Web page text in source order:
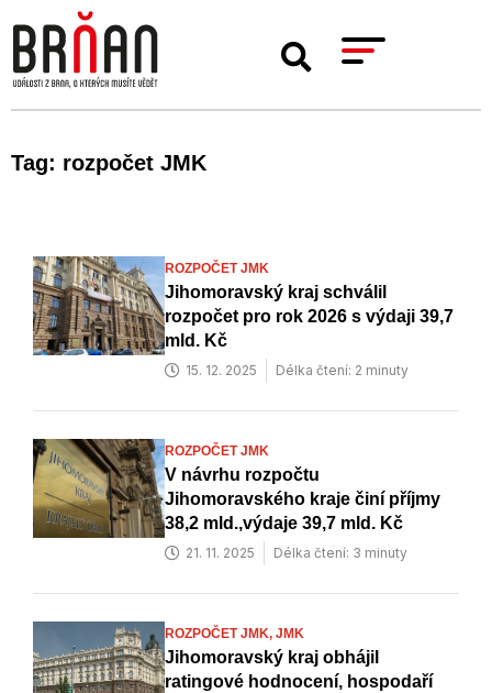
Tag: rozpočet JMK
ROZPOČET JMK
Jihomoravský kraj schválil
rozpočet pro rok 2026 s výdaji 39,7
mld. Kč
15. 12. 2025 Délka čtení: 2 minuty
ROZPOČET JMK
V návrhu rozpočtu
Jihomoravského kraje činí příjmy
38,2 mld.,výdaje 39,7 mld. Kč
21. 11. 2025 Délka čtení: 3 minuty
ROZPOČET JMK, JMK
Jihomoravský kraj obhájil
ratingové hodnocení, hospodaří